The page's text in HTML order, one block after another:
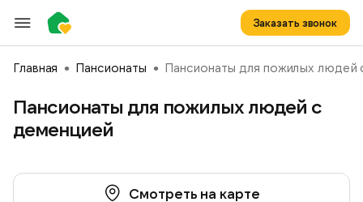
Заказать звонок
Главная Пансионаты Пансионаты для пожилых людей
Пансионаты для пожилых людей с
деменцией
Смотреть на карте